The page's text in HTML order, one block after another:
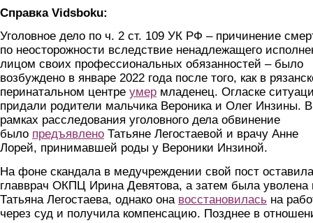
Справка Vidsboku:
Уголовное дело по ч. 2 ст. 109 УК РФ – причинение
по неосторожности вследствие ненадлежащего
лицом своих профессиональных обязанностей – было
возбуждено в январе 2022 года после того, как в
перинатальном центре умер младенец. Огласке
придали родители мальчика Вероника и Олег Инзины. В
рамках расследования уголовного дела обвинение
было предъявлено Татьяне Легостаевой и врачу Анне
Лорей, принимавшей роды у Вероники Инзиной.
На фоне скандала в медучреждении свой пост оставила
главврач ОКПЦ Ирина Девятова, а затем была уволена
Татьяна Легостаева, однако она восстановилась на
через суд и получила компенсацию. Позднее в